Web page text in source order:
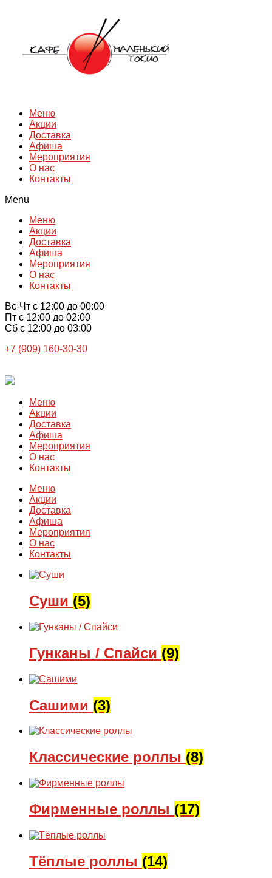
Меню
Акции
Доставка
Афиша
Мероприятия
О нас
Контакты
Menu
Меню
Акции
Доставка
Афиша
Мероприятия
О нас
Контакты
Вс-Чт с 12:00 до 00:00
Пт с 12:00 до 02:00
Сб с 12:00 до 03:00
+7 (909) 160-30-30
Меню
Акции
Доставка
Афиша
Мероприятия
О нас
Контакты
Меню
Акции
Доставка
Афиша
Мероприятия
О нас
Контакты
Суши (5)
Гунканы / Спайси (9)
Сашими (3)
Классические роллы (8)
Фирменные роллы (17)
Тёплые роллы (14)